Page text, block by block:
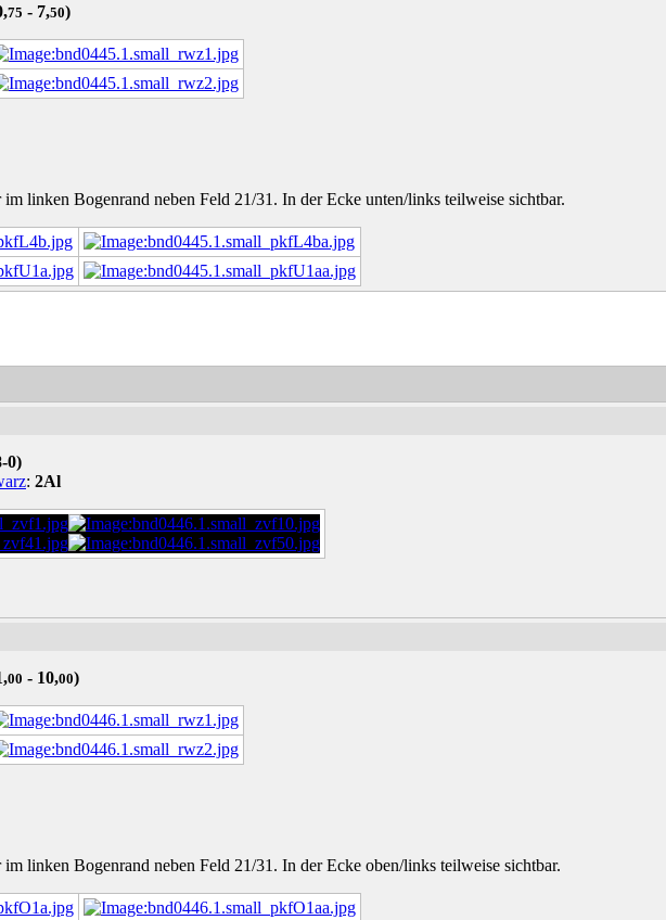
75 - 7,50)
linken Bogenrand neben Feld 21/31. In der Ecke unten/links teilweise sichtbar.
0)
: 2Al
00 - 10,00)
linken Bogenrand neben Feld 21/31. In der Ecke oben/links teilweise sichtbar.